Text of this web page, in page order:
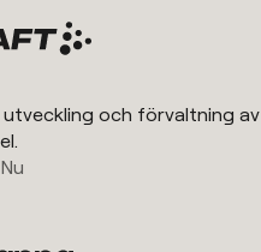
utveckling och förvaltning av